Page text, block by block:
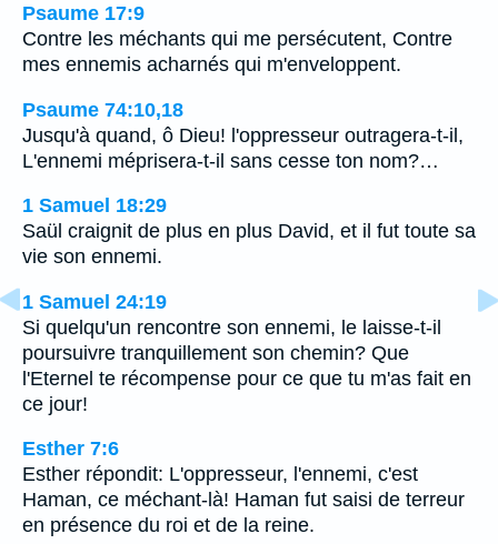
Psaume 17:9
Contre les méchants qui me persécutent, Contre
mes ennemis acharnés qui m'enveloppent.
Psaume 74:10,18
Jusqu'à quand, ô Dieu! l'oppresseur outragera-t-il,
L'ennemi méprisera-t-il sans cesse ton nom?…
1 Samuel 18:29
Saül craignit de plus en plus David, et il fut toute sa
vie son ennemi.
1 Samuel 24:19
Si quelqu'un rencontre son ennemi, le laisse-t-il
poursuivre tranquillement son chemin? Que
l'Eternel te récompense pour ce que tu m'as fait en
ce jour!
Esther 7:6
Esther répondit: L'oppresseur, l'ennemi, c'est
Haman, ce méchant-là! Haman fut saisi de terreur
en présence du roi et de la reine.